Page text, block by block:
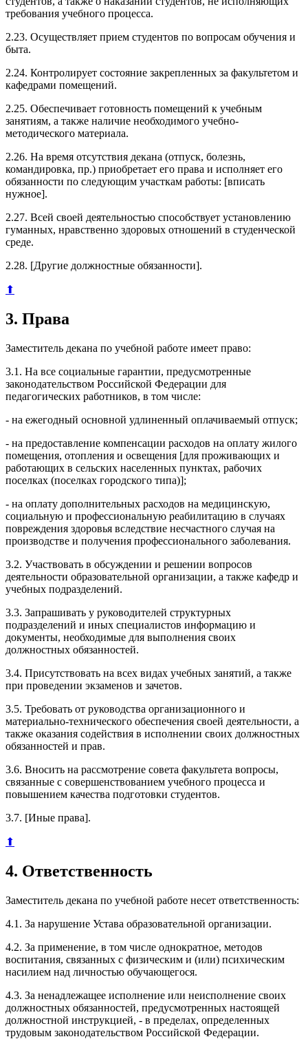
требования учебного процесса.
2.23. Осуществляет прием студентов по вопросам обучения и
быта.
2.24. Контролирует состояние закрепленных за факультетом и
кафедрами помещений.
2.25. Обеспечивает готовность помещений к учебным
занятиям, а также наличие необходимого учебно-
методического материала.
2.26. На время отсутствия декана (отпуск, болезнь,
командировка, пр.) приобретает его права и исполняет его
обязанности по следующим участкам работы: [вписать
нужное].
2.27. Всей своей деятельностью способствует установлению
гуманных, нравственно здоровых отношений в студенческой
среде.
2.28. [Другие должностные обязанности].
⬆
3. Права
Заместитель декана по учебной работе имеет право:
3.1. На все социальные гарантии, предусмотренные
законодательством Российской Федерации для
педагогических работников, в том числе:
- на ежегодный основной удлиненный оплачиваемый отпуск;
- на предоставление компенсации расходов на оплату жилого
помещения, отопления и освещения [для проживающих и
работающих в сельских населенных пунктах, рабочих
поселках (поселках городского типа)];
- на оплату дополнительных расходов на медицинскую,
социальную и профессиональную реабилитацию в случаях
повреждения здоровья вследствие несчастного случая на
производстве и получения профессионального заболевания.
3.2. Участвовать в обсуждении и решении вопросов
деятельности образовательной организации, а также кафедр и
учебных подразделений.
3.3. Запрашивать у руководителей структурных
подразделений и иных специалистов информацию и
документы, необходимые для выполнения своих
должностных обязанностей.
3.4. Присутствовать на всех видах учебных занятий, а также
при проведении экзаменов и зачетов.
3.5. Требовать от руководства организационного и
материально-технического обеспечения своей деятельности, а
также оказания содействия в исполнении своих должностных
обязанностей и прав.
3.6. Вносить на рассмотрение совета факультета вопросы,
связанные с совершенствованием учебного процесса и
повышением качества подготовки студентов.
3.7. [Иные права].
⬆
4. Ответственность
Заместитель декана по учебной работе несет ответственность:
4.1. За нарушение Устава образовательной организации.
4.2. За применение, в том числе однократное, методов
воспитания, связанных с физическим и (или) психическим
насилием над личностью обучающегося.
4.3. За ненадлежащее исполнение или неисполнение своих
должностных обязанностей, предусмотренных настоящей
должностной инструкцией, - в пределах, определенных
трудовым законодательством Российской Федерации.